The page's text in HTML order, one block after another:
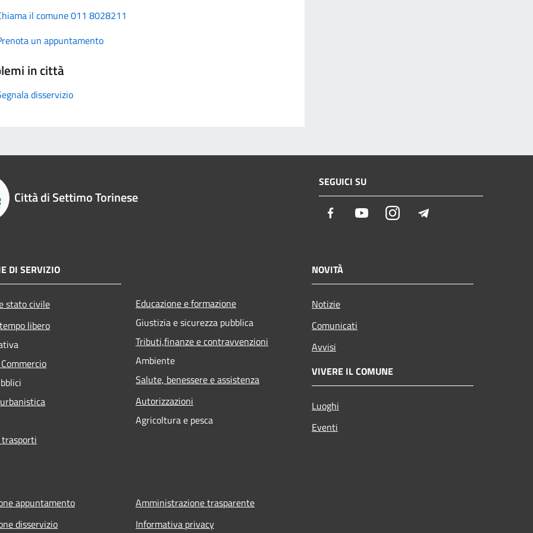
il comune 011 8028211
un appuntamento
in città
disservizio
Città di Settimo Torinese
SEGUICI SU
Facebook YoutubeInstagram
DI SERVIZIO
stato civile
libero
Educazione e formazione
Giustizia e sicurezza pubblica
Tributi,finanze e contravvenzioni
Ambiente
Salute, benessere e assistenza
Autorizzazioni
Agricoltura e pesca
NOVITÀ
Notizie
Comunicati
Avvisi
VIVERE IL COMUNE
Luoghi
Eventi
appuntamento
disservizio
Amministrazione trasparente
Informativa privacy